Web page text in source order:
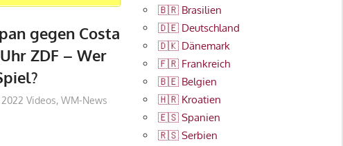
gegen Costa
ZDF – Wer
Videos,WM-News
🇧🇷 Brasilien
🇩🇪 Deutschland
🇩🇰 Dänemark
🇫🇷 Frankreich
🇧🇪 Belgien
🇭🇷 Kroatien
🇪🇸 Spanien
🇷🇸 Serbien